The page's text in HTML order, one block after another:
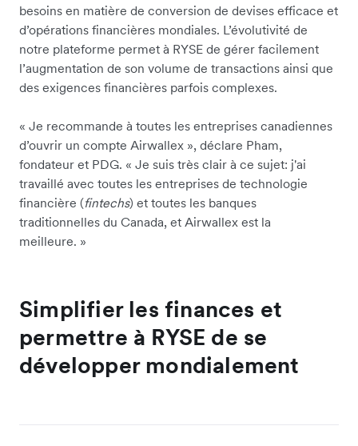
besoins en matière de conversion de devises efficace et
d’opérations financières mondiales. L’évolutivité de
notre plateforme permet à RYSE de gérer facilement
l’augmentation de son volume de transactions ainsi que
des exigences financières parfois complexes.
« Je recommande à toutes les entreprises canadiennes
d’ouvrir un compte Airwallex », déclare Pham,
fondateur et PDG. « Je suis très clair à ce sujet: j'ai
travaillé avec toutes les entreprises de technologie
financière (fintechs) et toutes les banques
traditionnelles du Canada, et Airwallex est la
meilleure. »
Simplifier les finances et
permettre à RYSE de se
développer mondialement